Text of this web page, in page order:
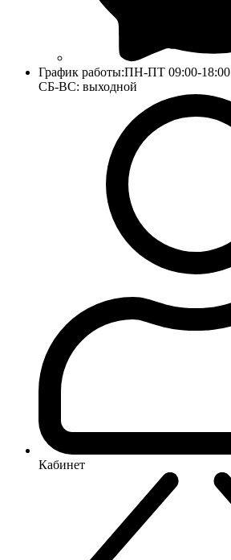
График работы:ПН-ПТ 09:00-18:00
СБ-ВС: выходной
Кабинет